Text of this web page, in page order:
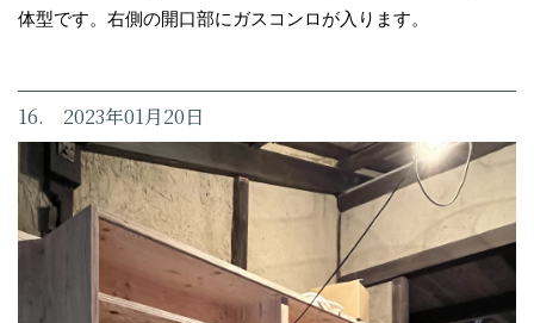
体型です。右側の開口部にガスコンロが入ります。
16. 2023年01月20日